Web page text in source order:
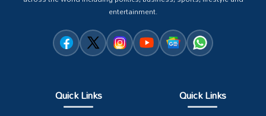
entertainment.
Quick Links Quick Links